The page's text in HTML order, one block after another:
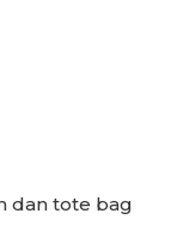
dan tote bag